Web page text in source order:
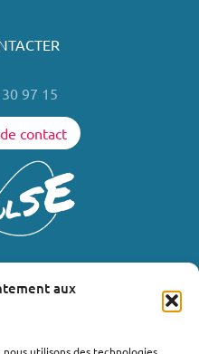
aux
97 15
contact
?